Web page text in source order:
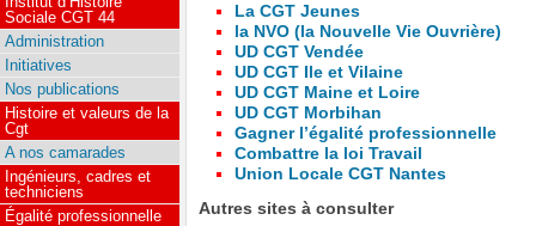
La CGT Jeunes
la NVO (la Nouvelle Vie Ouvrière)
UD CGT Vendée
UD CGT Ile et Vilaine
UD CGT Maine et Loire
UD CGT Morbihan
Gagner l’égalité professionnelle
Combattre la loi Travail
Union Locale CGT Nantes
Autres sites à consulter
Sociale CGT 44
Administration
Initiatives
Nos publications
Histoire et valeurs de la
Cgt
A nos camarades
Ingénieurs, cadres et
techniciens
Égalité professionnelle